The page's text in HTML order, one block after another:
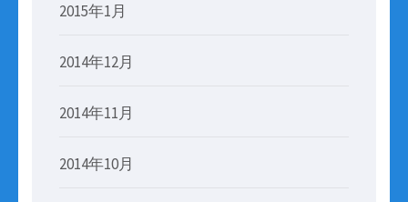
2015年1月
2014年12月
2014年11月
2014年10月